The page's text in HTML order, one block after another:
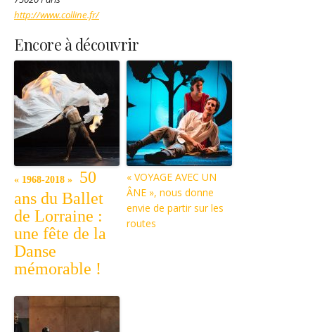
http://www.colline.fr/
Encore à découvrir
« 1968-2018 »
50
ans du Ballet
de Lorraine :
une fête de la
Danse
mémorable !
« VOYAGE AVEC UN
ÂNE », nous donne
envie de partir sur les
routes